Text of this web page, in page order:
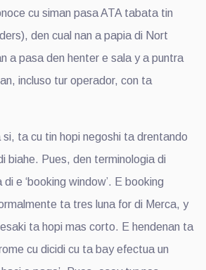
cu siman pasa ATA tabata tin
den cual nan a papia di Nort
a pasa den henter e sala y a puntra
incluso tur operador, con ta
ta cu tin hopi negoshi ta drentando
biahe. Pues, den terminologia di
e ‘booking window’. E booking
ta tres luna for di Merca, y
ta hopi mas corto. E hendenan ta
cu dicidi cu ta bay efectua un